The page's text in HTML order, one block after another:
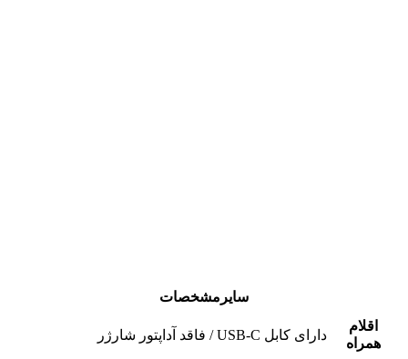
سایرمشخصات
اقلام
همراه
دارای کابل USB-C / فاقد آداپتور شارژر